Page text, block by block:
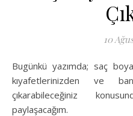
10
Bugünkü yazımda; saç boyasını hem cildinizden hem de
kıyafetlerinizden ve
çıkarabileceğiniz
paylaşacağım.